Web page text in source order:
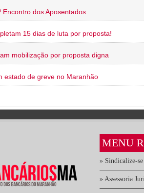
Encontro dos Aposentados
15 dias de luta por proposta!
mobilização por proposta digna
estado de greve no Maranhão
MENU
» Sindicalize-se
» Assessoria